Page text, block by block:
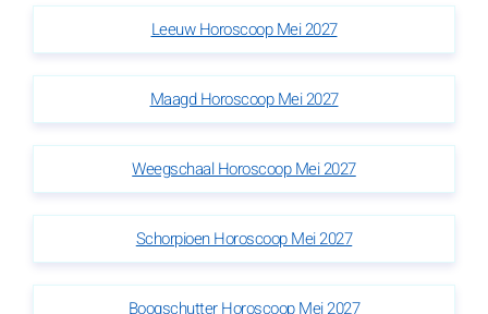
Leeuw Horoscoop Mei 2027
Maagd Horoscoop Mei 2027
Weegschaal Horoscoop Mei 2027
Schorpioen Horoscoop Mei 2027
Boogschutter Horoscoop Mei 2027